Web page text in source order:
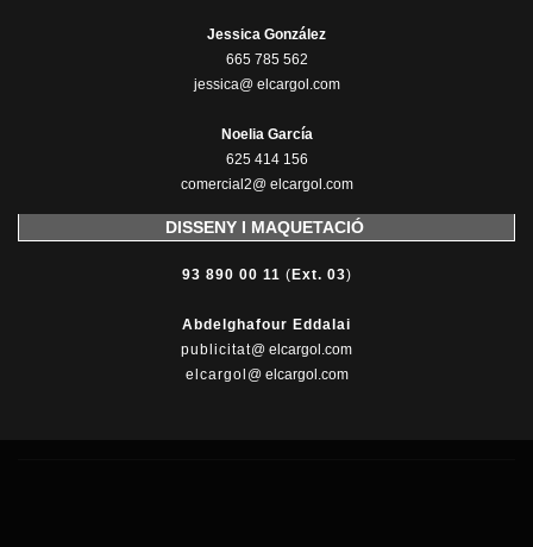
Jessica González
665 785 562
jessica@ elcargol.com
Noelia García
625 414 156
comercial2@ elcargol.com
DISSENY I MAQUETACIÓ
93 890 00 11 ( Ext. 03)
Abdelghafour Eddalai
publicitat@ elcargol.com
elcargol @ elcargol.com